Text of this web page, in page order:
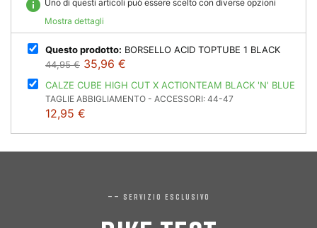
info Uno di questi articoli può essere scelto con diverse opzioni
Mostra dettagli
Questo prodotto: BORSELLO ACID TOPTUBE 1 BLACK
44,95 € 35,96 €
CALZE CUBE HIGH CUT X ACTIONTEAM BLACK 'N' BLUE
TAGLIE ABBIGLIAMENTO - ACCESSORI: 44-47
12,95 €
—— SERVIZIO ESCLUSIVO